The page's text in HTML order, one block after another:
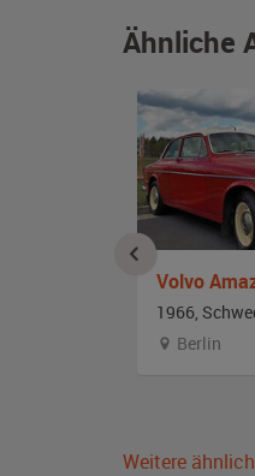
Ähnliche
Volvo
1966,
Berlin
Weitere